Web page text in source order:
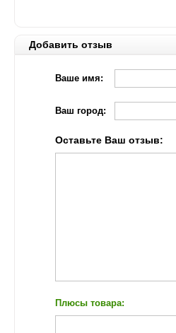
Добавить отзыв
Ваше имя:
Ваш город:
Оставьте Ваш отзыв:
Плюсы товара: